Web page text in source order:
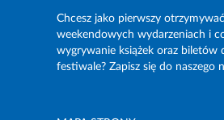
Chcesz jako pierwszy
weekendowych wydarzeniach i
wygrywanie książek oraz biletów
festiwale? Zapisz się do naszego